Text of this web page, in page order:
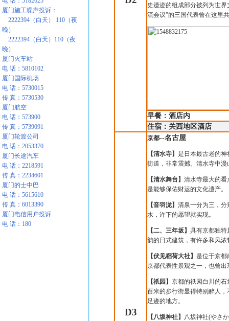
厦门施工噪声投诉：
2222394（白天） 110（夜
晚）
2222394（白天）110（夜
晚）
厦门火车站
电 话：5810102
厦门国际机场
电 话：5730015
传 真：5730530
厦门航空
电 话：573900
传 真：5739091
厦门轮渡公司
电 话：2053370
厦门长途汽车
电 话：2218591
传 真：2234601
厦门的士中巴
电 话：5615610
传 真：6013390
厦门电信用户投诉
电 话：180
史遗迹的组成部分被列为世
流会议”的三国代表曾在这里
早餐：酒店内
住宿：关西地区酒店
D3
京都--名古屋
【清水寺】 是日本最古老的
街道，非常震撼。清水寺中
【清水舞台】 清水寺最大的看
是能够保佑财运的文化遗产。
【音羽泷】 清泉一分为三，分
水，许下的愿望就实现。
【二、三年坂】 具有京都独特
韵的日式建筑，有许多和风
【伏见稻荷大社】 是位于京都
京都代表性景观之一，也曾
【祇园 】 京都的祇园白川的
百米的步行街显得特别醉人
足迹的地方。
【八坂神社】 八坂神社(やさ